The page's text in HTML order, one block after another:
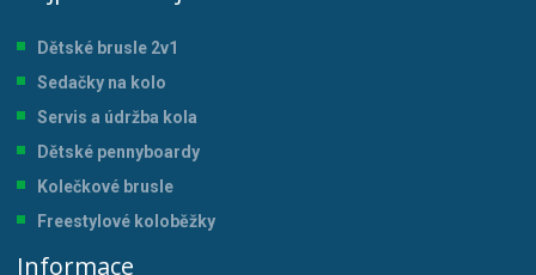
Dětské brusle 2v1
Sedačky na kolo
Servis a údržba kola
Dětské pennyboardy
Kolečkové brusle
Freestylové koloběžky
Informace